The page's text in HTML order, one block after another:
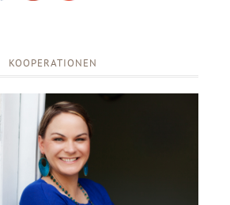
KOOPERATIONEN